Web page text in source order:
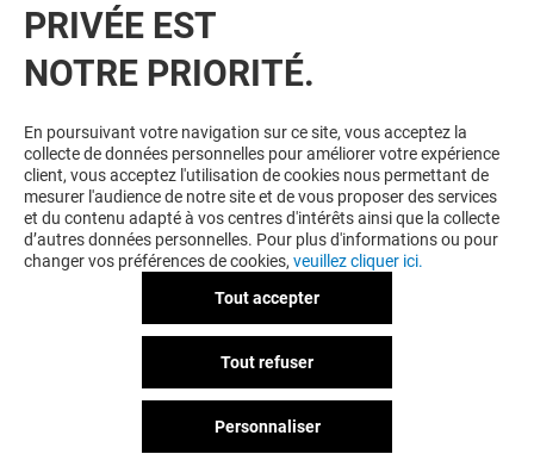
Voir notre politique de protection des
données personelles.
FIDELE
Devenez membre de L'esplanade pour bénéficier
d'avantages, d'offres et de services exclusifs dans
votre Centre Commercial L'esplanade et chez nos
partenaires.
Règlement Intérieur
PRIVÉE EST
NOTRE PRIORITÉ.
En poursuivant votre navigation sur ce site, vous acceptez la
collecte de données personnelles pour améliorer votre expérience
client, vous acceptez l'utilisation de cookies nous permettant de
mesurer l'audience de notre site et de vous proposer des services
et du contenu adapté à vos centres d'intérêts ainsi que la collecte
d’autres données personnelles. Pour plus d'informations ou pour
changer vos préférences de cookies, veuillez cliquer ici.
Tout accepter
Tout refuser
Personnaliser